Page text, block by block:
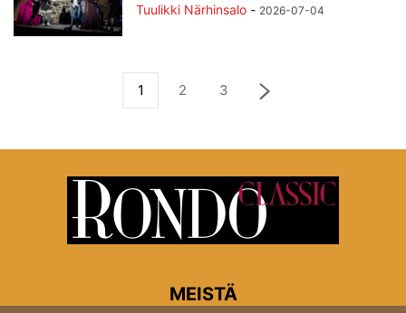
Tuulikki Närhinsalo - 2026-07-04
1 2 3
MEISTÄ